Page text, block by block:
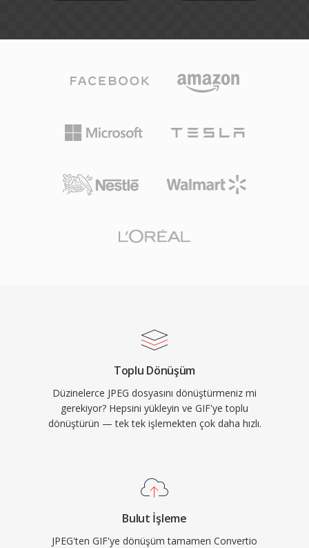
Toplu Dönüşüm
Düzinelerce JPEG dosyasını dönüştürmeniz mi
gerekiyor? Hepsini yükleyin ve GIF'ye toplu
dönüştürün — tek tek işlemekten çok daha hızlı.
Bulut İşleme
JPEG'ten GIF'ye dönüşüm tamamen Convertio